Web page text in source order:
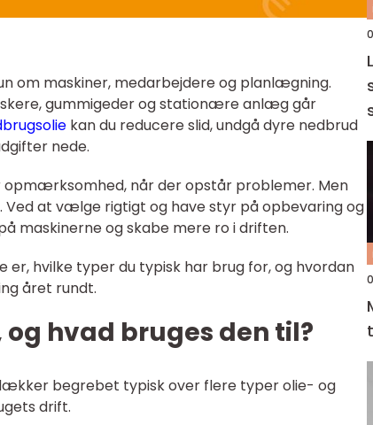
om maskiner, medarbejdere og planlægning.
gummigeder og stationære anlæg går
kan du reducere slid, undgå dyre nedbrud
nede.
når der opstår problemer. Men
Ved at vælge rigtigt og have styr på opbevaring og
maskinerne og skabe mere ro i driften.
er, hvilke typer du typisk har brug for, og hvordan
året rundt.
hvad bruges den til?
begrebet typisk over flere typer olie- og
drift.